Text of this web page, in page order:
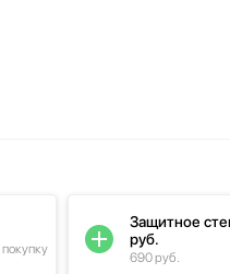
Защитное
руб.
690 руб.